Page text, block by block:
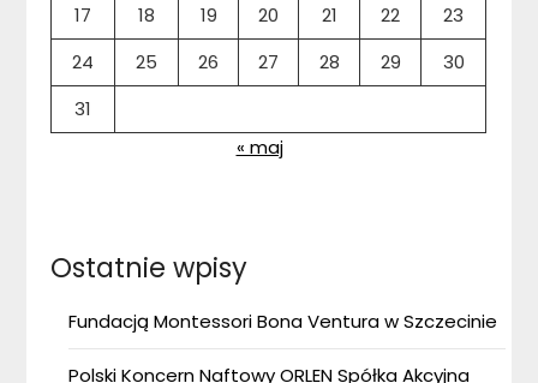
17
18 19 20 21 22
23
24
25 26 27 28 29
30
31
« maj
Ostatnie wpisy
Fundacją Montessori Bona Ventura w Szczecinie
Polski Koncern Naftowy ORLEN Spółka Akcyjna